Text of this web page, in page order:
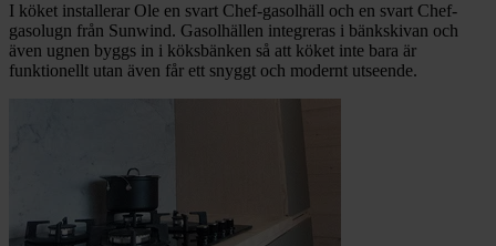
I köket installerar Ole en svart Chef-gasolhäll och en svart Chef-
gasolugn från Sunwind. Gasolhällen integreras i bänkskivan och
även ugnen byggs in i köksbänken så att köket inte bara är
funktionellt utan även får ett snyggt och modernt utseende.